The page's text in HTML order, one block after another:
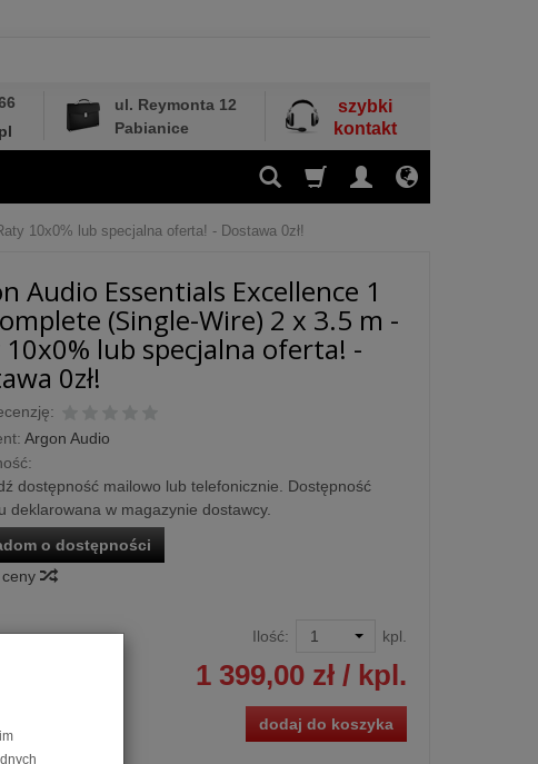
ul. Reymonta 12
Pabianice
szybki
kontakt
10x0% lub specjalna oferta! - Dostawa 0zł!
Audio Essentials Excellence 1
(Single-Wire) 2 x 3.5 m -
10x0% lub specjalna oferta! -
0zł!
Argon Audio
dostępność mailowo lub telefonicznie. Dostępność
deklarowana w magazynie dostawcy.
o dostępności
Ilość: kpl.
1 399,00 zł/ kpl.
dodaj do koszyka